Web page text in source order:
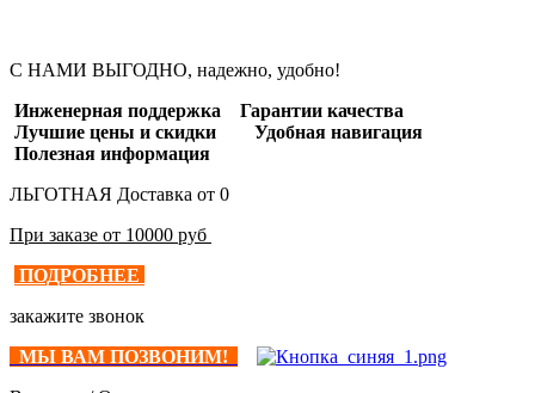
С НАМИ ВЫГОДНО, надежно, удобно!
Инженерная поддержка Гарантии качества
Лучшие цены и скидки Удобная навигация
Полезная информация
ЛЬГОТНАЯ Доставка от 0
При заказе от 10000 руб
ПОДРОБНЕЕ
закажите звонок
МЫ ВАМ ПОЗВОНИМ!